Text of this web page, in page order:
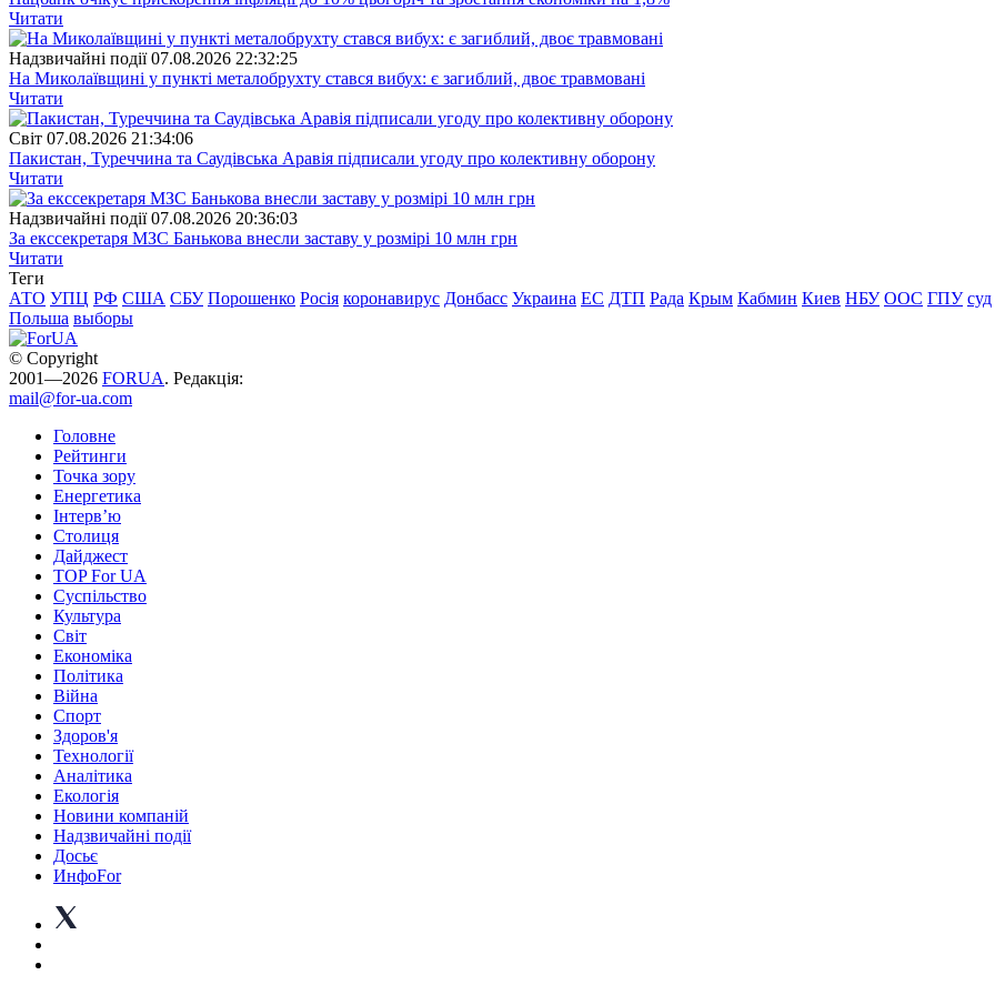
Читати
Надзвичайні події 07.08.2026 22:32:25
На Миколаївщині у пункті металобрухту стався вибух: є загиблий, двоє травмовані
Читати
Свiт 07.08.2026 21:34:06
Пакистан, Туреччина та Саудівська Аравія підписали угоду про колективну оборону
Читати
Надзвичайні події 07.08.2026 20:36:03
За екссекретаря МЗС Банькова внесли заставу у розмірі 10 млн грн
Читати
Теги
АТО УПЦ РФ США СБУ Порошенко Росія коронавирус Донбасс Украина ЕС ДТП Рада Крым Кабмин Киев НБУ ООС ГПУ суд
Польша выборы
© Copyright
2001—2026 FORUA. Редакція:
mail@for-ua.com
Головне
Рейтинги
Точка зору
Енергетика
Інтерв’ю
Столиця
Дайджест
TOP For UA
Суспiльство
Культура
Світ
Економіка
Політика
Війна
Спорт
Здоров'я
Технології
Аналітика
Екологія
Новини компаній
Надзвичайні події
Досьє
ИнфоFor